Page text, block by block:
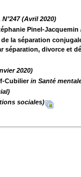
(Avril 2020)
Pinel-Jacquemin
la séparation
séparation, divorce et
2020)
Cubilierin Santé
sociales)